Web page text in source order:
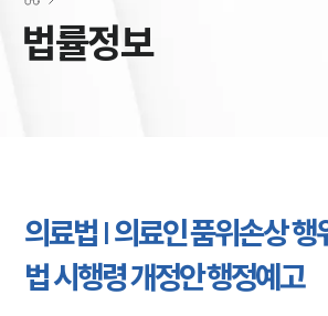
법률정보
의료법 | 의료인 품위손상 행
법 시행령 개정안 행정예고